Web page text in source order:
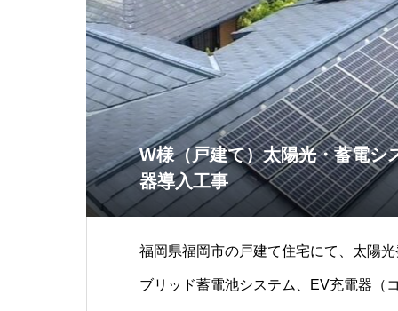
W様（戸建て）太陽光・蓄電シ
器導入工事
福岡県福岡市の戸建て住宅にて、太陽
ブリッド蓄電池システム、EV充電器（